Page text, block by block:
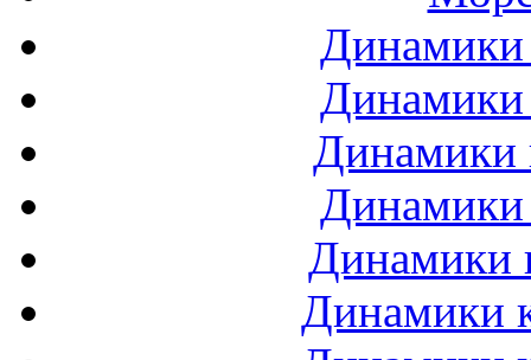
Динамики
Динамики
Динамики
Динамики
Динамики
Динамики